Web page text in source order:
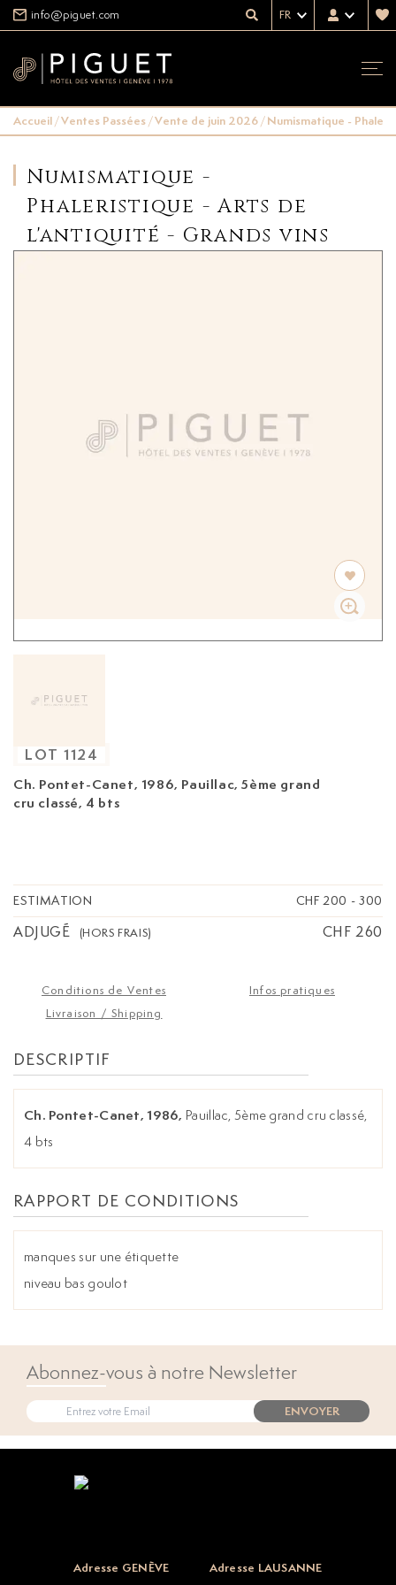
info@piguet.com FR
Accueil/Ventes Passées/Vente de juin 2026/Numismatique -
Numismatique -
Phaleristique - Arts de
l'antiquité - Grands vins
Ch. Pontet-Canet, 1986,
cru classé, 4 bts
LOT 1124
ESTIMATION CHF 200 - 300
ADJUGÉ (HORS FRAIS) CHF 260
Conditions de Ventes
Infos pratiques
Livraison / Shipping
DESCRIPTIF
Ch. Pontet-Canet, 1986, Pauillac, 5ème grand cru classé,
4 bts
RAPPORT DE CONDITIONS
manques sur une étiquette
niveau bas goulot
Abonnez-vous à notre Newsletter
ENVOYER
Adresse GENÈVE Adresse LAUSANNE